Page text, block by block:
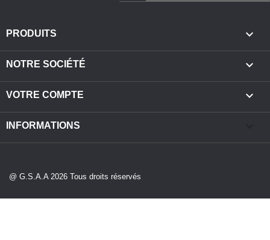
PRODUITS 
NOTRE SOCIÉTÉ 
VOTRE COMPTE 
INFORMATIONS
@ G.S.A.A 2026 Tous droits réservés